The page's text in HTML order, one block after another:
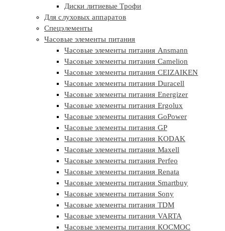
Диски литиевые Трофи
Для слуховых аппаратов
Спецэлементы
Часовые элементы питания
Часовые элементы питания Ansmann
Часовые элементы питания Camelion
Часовые элементы питания CEIZAIKEN
Часовые элементы питания Duracell
Часовые элементы питания Energizer
Часовые элементы питания Ergolux
Часовые элементы питания GoPower
Часовые элементы питания GP
Часовые элементы питания KODAK
Часовые элементы питания Maxell
Часовые элементы питания Perfeo
Часовые элементы питания Renata
Часовые элементы питания Smartbuy
Часовые элементы питания Sony
Часовые элементы питания TDM
Часовые элементы питания VARTA
Часовые элементы питания КОСМОС